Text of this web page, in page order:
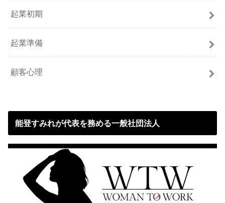
起業初期
起業準備
顧客心理
能登すみれが代表を務める一般社団法人